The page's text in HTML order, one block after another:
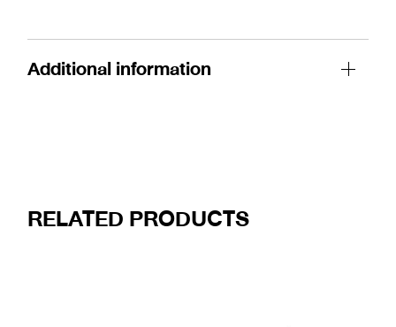
Additional information
RELATED PRODUCTS